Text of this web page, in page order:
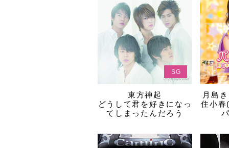
SG
東方神起
どうして君を好きになっ
てしまったんだろう
月島
住小春